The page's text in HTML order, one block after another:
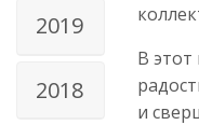
2019
2018
В
и